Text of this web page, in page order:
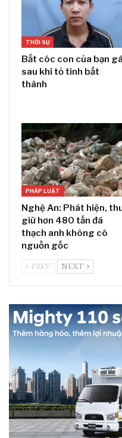
THỜI SỰ
Bắt cóc con của bạn
sau khi tỏ tình bất
thành
PHÁP LUẬT
Nghệ An: Phát hiện,
giữ hơn 480 tấn đá
thạch anh không có
nguồn gốc
PREV NEXT